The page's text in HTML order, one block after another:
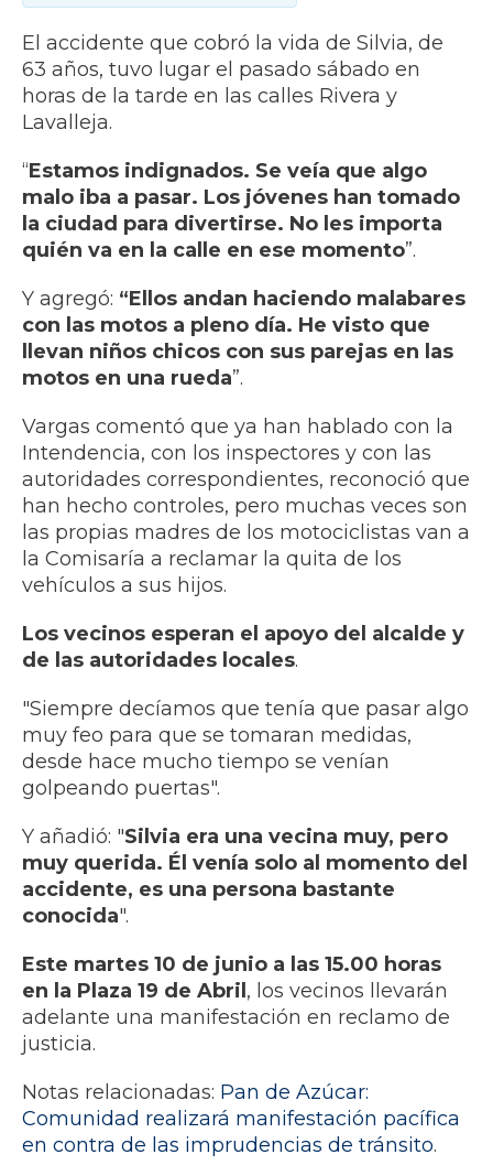
El accidente que cobró la vida de Silvia, de
63 años, tuvo lugar el pasado sábado en
horas de la tarde en las calles Rivera y
Lavalleja.
“Estamos indignados. Se veía que algo
malo iba a pasar. Los jóvenes han tomado
la ciudad para divertirse. No les importa
quién va en la calle en ese momento”.
Y agregó: “Ellos andan haciendo malabares
con las motos a pleno día. He visto que
llevan niños chicos con sus parejas en las
motos en una rueda”.
Vargas comentó que ya han hablado con la
Intendencia, con los inspectores y con las
autoridades correspondientes, reconoció que
han hecho controles, pero muchas veces son
las propias madres de los motociclistas van a
la Comisaría a reclamar la quita de los
vehículos a sus hijos.
Los vecinos esperan el apoyo del alcalde y
de las autoridades locales.
"Siempre decíamos que tenía que pasar algo
muy feo para que se tomaran medidas,
desde hace mucho tiempo se venían
golpeando puertas".
Y añadió: "Silvia era una vecina muy, pero
muy querida. Él venía solo al momento del
accidente, es una persona bastante
conocida".
Este martes 10 de junio a las 15.00 horas
en la Plaza 19 de Abril, los vecinos llevarán
adelante una manifestación en reclamo de
justicia.
Notas relacionadas: Pan de Azúcar:
Comunidad realizará manifestación pacífica
en contra de las imprudencias de tránsito.